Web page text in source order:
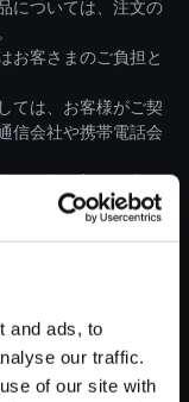
and ads, to
our traffic.
of our site with
については、注文の
お客さまのご負担と
ては、お客様がご契
信会社や携帯電話会